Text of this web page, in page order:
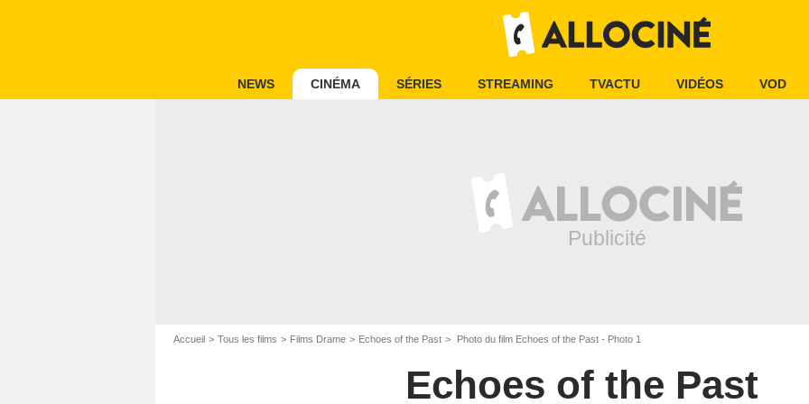
NEWS CINÉMA SÉRIES STREAMING TVACTU VIDÉOS VOD
Accueil Tous les films Films Drame Echoes of the Past Photo du film Echoes of the Past - Photo 1
Echoes of the Past